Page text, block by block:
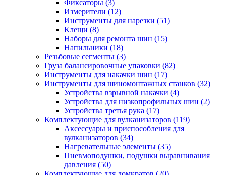
Фиксаторы (3)
Измерители (12)
Инструменты для нарезки (51)
Клещи (8)
Наборы для ремонта шин (15)
Напильники (18)
Резьбовые сегменты (3)
Груза балансировочные упаковки (82)
Инструменты для накачки шин (17)
Инструменты для шиномонтажных станков (32)
Устройства взрывной накачки (4)
Устройства для низкопрофильных шин (2)
Устройства третья рука (17)
Комплектующие для вулканизаторов (119)
Аксессуары и приспособления для
вулканизаторов (34)
Нагревательные элементы (35)
Пневмоподушки, подушки выравнивания
давления (50)